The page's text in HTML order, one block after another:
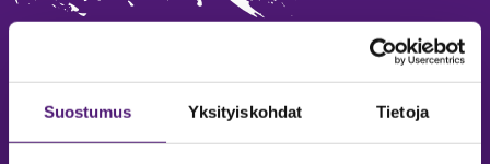
Suostumus Yksityiskohdat Tietoja